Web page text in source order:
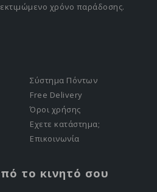
χρόνο παράδοσης.
Σύστημα Πόντων
Free Delivery
Όροι χρήσης
Εχετε κατάστημα;
Επικοινωνία
το κινητό σου